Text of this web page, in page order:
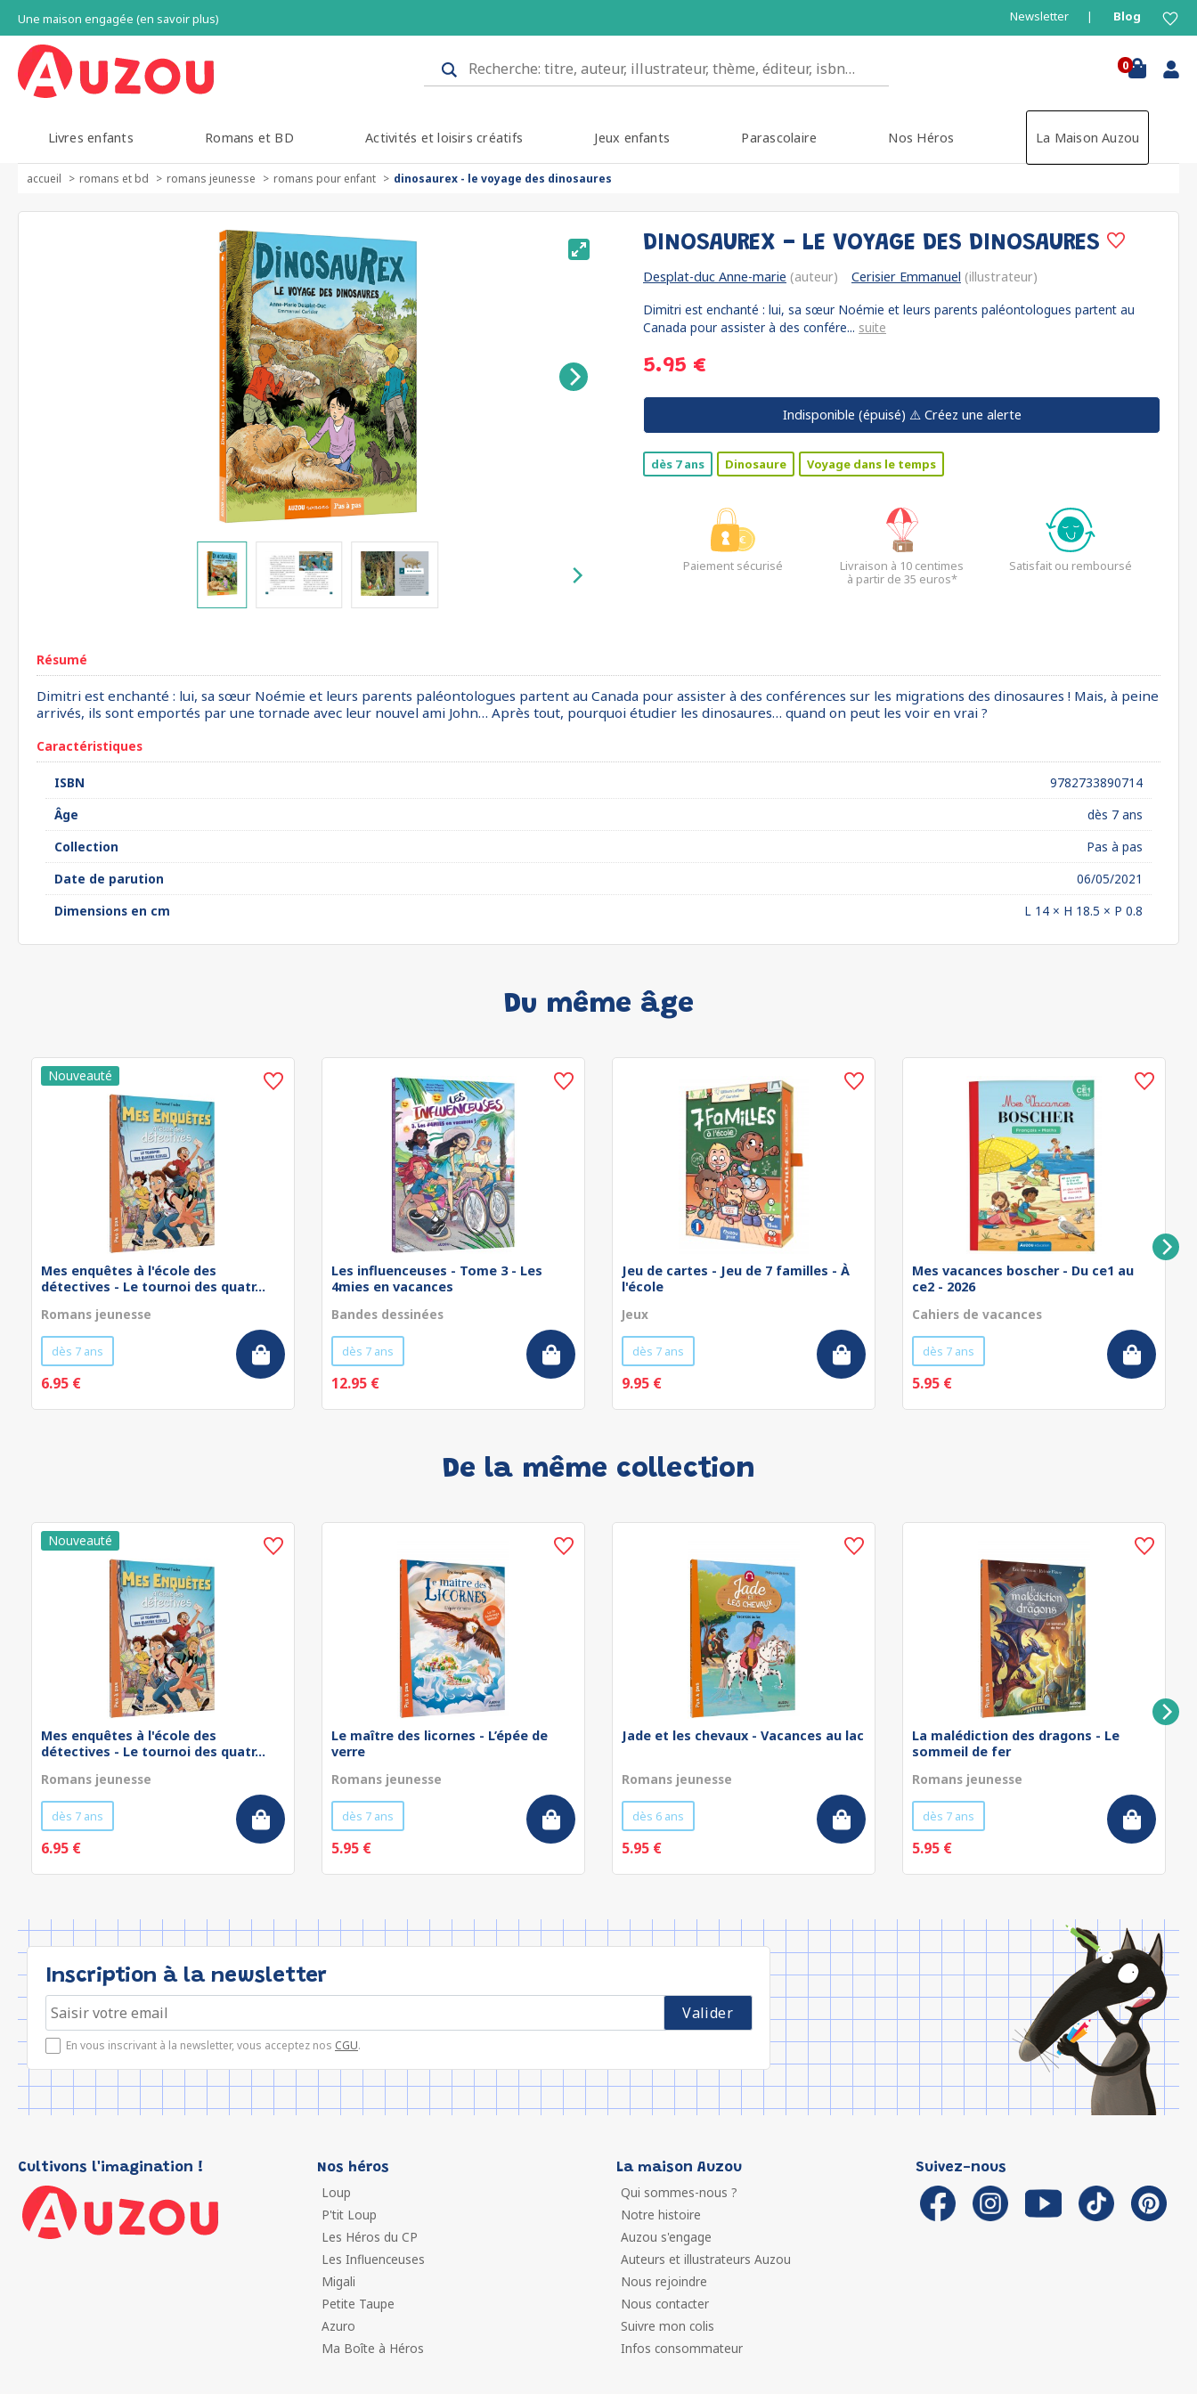
Continuer sans accepter
Nous utilisons des cookies afin de
vous accompagner au mieux lors de
meilleure expérience qui soit en toute sécurité. Si vous le
souhaitez, vous êtes libres de revoir ces paramètres en
Pour modifier vos préférences par la suite, cliquez sur le lien
Une maison engagée (en savoir plus) Newsletter Blog
0
Livres enfants Romans et BD Activités et loisirs créatifs Jeux enfants Parascolaire Nos Héros La Maison Auzou
accueil romans et bd romans jeunesse romans pour enfant dinosaurex - le voyage des dinosaures
DINOSAUREX - LE VOYAGE DES DINOSAURES
Desplat-duc Anne-marie (auteur) Cerisier Emmanuel (illustrateur)
Dimitri est enchanté : lui, sa sœur Noémie et leurs parents paléontologues partent au
Canada pour assister à des confére... suite
5.95 €
Indisponible (épuisé) ⚠️ Créez une alerte
dès 7 ans Dinosaure Voyage dans le temps
Paiement sécurisé
Livraison à 10 centimes
à partir de 35 euros*
Satisfait ou remboursé
Résumé
Dimitri est enchanté : lui, sa sœur Noémie et leurs parents paléontologues partent au Canada pour assister à des conférences sur les migrations des dinosaures ! Mais, à peine
arrivés, ils sont emportés par une tornade avec leur nouvel ami John… Après tout, pourquoi étudier les dinosaures… quand on peut les voir en vrai ?
Caractéristiques
ISBN
9782733890714
Âge
dès 7 ans
Collection
Pas à pas
Date de parution
06/05/2021
Dimensions en cm
L 14 × H 18.5 × P 0.8
Du même âge
Mes enquêtes à l'école des
détectives - Le tournoi des quatr...
Romans jeunesse
dès 7 ans
6.95 €
Les influenceuses - Tome 3 - Les
4mies en vacances
Bandes dessinées
dès 7 ans
12.95 €
Jeu de cartes - Jeu de 7 familles - À
l'école
Jeux
dès 7 ans
9.95 €
Mes vacances boscher - Du ce1 au
ce2 - 2026
Cahiers de vacances
dès 7 ans
5.95 €
De la même collection
Mes enquêtes à l'école des
détectives - Le tournoi des quatr...
Romans jeunesse
dès 7 ans
6.95 €
Le maître des licornes - L’épée de
verre
Romans jeunesse
dès 7 ans
5.95 €
Jade et les chevaux - Vacances au lac
Romans jeunesse
dès 6 ans
5.95 €
La malédiction des dragons - Le
sommeil de fer
Romans jeunesse
dès 7 ans
5.95 €
Inscription à la newsletter
En vous inscrivant à la newsletter, vous acceptez nos CGU.
Cultivons l'imagination ! Nos héros
Loup
P'tit Loup
Les Héros du CP
Les Influenceuses
Migali
Petite Taupe
Azuro
Ma Boîte à Héros
La maison Auzou
Qui sommes-nous ?
Notre histoire
Auzou s'engage
Auteurs et illustrateurs Auzou
Nous rejoindre
Nous contacter
Suivre mon colis
Infos consommateur
Suivez-nous